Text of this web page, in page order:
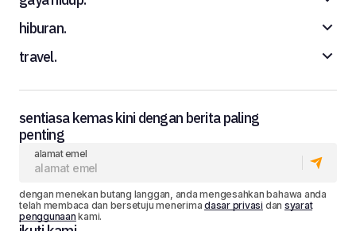
hiburan.
travel.
sentiasa kemas kini dengan berita paling
penting
alamat emel
dengan menekan butang langgan, anda mengesahkan bahawa anda
telah membaca dan bersetuju menerimadasar privasi dan syarat
penggunaan kami.